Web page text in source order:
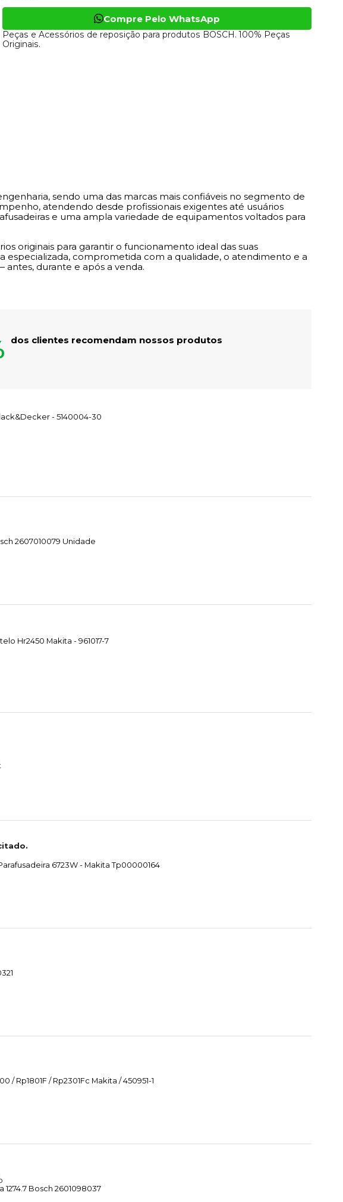
Compre Pelo WhatsApp
Peças e Acessórios de reposição para produtos BOSCH. 100% Peças
Originais.
sendo uma das marcas mais confiáveis no segmento de
atendendo desde profissionais exigentes até usuários
e uma ampla variedade de equipamentos voltados para
originais para garantir o funcionamento ideal das suas
especializada, comprometida com a qualidade, o atendimento e a
durante e após a venda.
dos clientes recomendam nossos produtos
- 5140004-30
2607010079 Unidade
Hr2450 Makita - 961017-7
6723W - Makita Tp00000164
/ Rp1801F / Rp2301Fc Makita / 450951-1
Bosch 2601098037